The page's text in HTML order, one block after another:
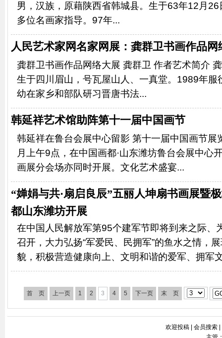
男，汉族，原藉陕西省韩城县。生于63年12月
多位名画家指导。97年...
人民艺术家网名家网展：龚群卫书画作品网
龚群卫书画作品网络大展 龚群卫 作者艺术简介
生于四川眉山，号瓦屋山人、一真堂。1989年服
幼在家乡和部队研习晋唐书法...
韩延祥艺术馆助阵第十一届中国画节
韩延祥在鲁台会展中心留影 第十一届中国画节
月上午9点，在中国画都·山东潍坊鲁台会展中心
画展分会场亦同时开展。文化艺术盛宴...
“婵娟与共·扇启良辰”五丽人坤扇书画展暨
都山东潍坊开展
在中国人民解放军第95个建军节即将到来之际、
召开，大力弘扬“军爱民、民拥军”的鱼水之情，
貌，积极营造健康向上、文明和谐的爱军、拥军
首 页 上一页 1 2 3 4 5 下一页 末 页
欢迎投稿 会员搜索